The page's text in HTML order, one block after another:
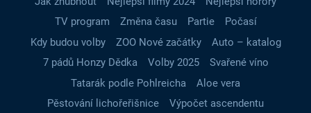
TV program
Změna času Partie
Počasí
Kdy budou volby
ZOO Nové začátky
Auto – katalog
7 pádů Honzy Dědka
Volby 2025
Svařené víno
Tatarák podle Pohlreicha
Aloe vera
Pěstování lichořeřišnice
Výpočet ascendentu